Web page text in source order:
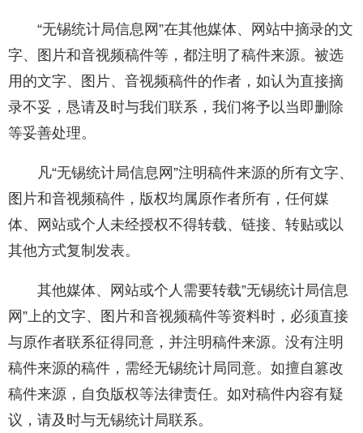
“无锡统计局信息网”在其他媒体、网站中摘录的文
字、图片和音视频稿件等，都注明了稿件来源。被选
用的文字、图片、音视频稿件的作者，如认为直接摘
录不妥，恳请及时与我们联系，我们将予以当即删除
等妥善处理。
凡“无锡统计局信息网”注明稿件来源的所有文字、
图片和音视频稿件，版权均属原作者所有，任何媒
体、网站或个人未经授权不得转载、链接、转贴或以
其他方式复制发表。
其他媒体、网站或个人需要转载”无锡统计局信息
网”上的文字、图片和音视频稿件等资料时，必须直接
与原作者联系征得同意，并注明稿件来源。没有注明
稿件来源的稿件，需经无锡统计局同意。如擅自篡改
稿件来源，自负版权等法律责任。如对稿件内容有疑
议，请及时与无锡统计局联系。